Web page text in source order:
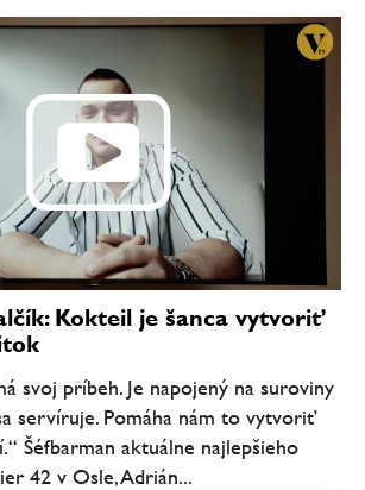
Kokteil je šanca vytvoriť
svoj príbeh. Je napojený na suroviny
servíruje. Pomáha nám to vytvoriť
Šéfbarman aktuálne najlepšieho
42 v Osle, Adrián...